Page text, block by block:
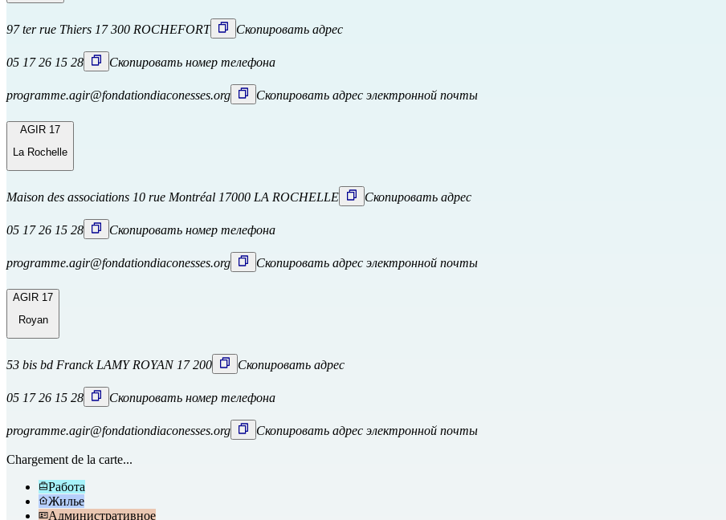
97 ter rue Thiers 17 300 ROCHEFORT Скопировать адрес
05 17 26 15 28 Скопировать номер телефона
programme.agir@fondationdiaconesses.org Скопировать адрес электронной почты
AGIR 17
La Rochelle
Maison des associations 10 rue Montréal 17000 LA ROCHELLE Скопировать адрес
05 17 26 15 28 Скопировать номер телефона
programme.agir@fondationdiaconesses.org Скопировать адрес электронной почты
AGIR 17
Royan
53 bis bd Franck LAMY ROYAN 17 200 Скопировать адрес
05 17 26 15 28 Скопировать номер телефона
programme.agir@fondationdiaconesses.org Скопировать адрес электронной почты
Chargement de la carte...
Работа
Жилье
Административное